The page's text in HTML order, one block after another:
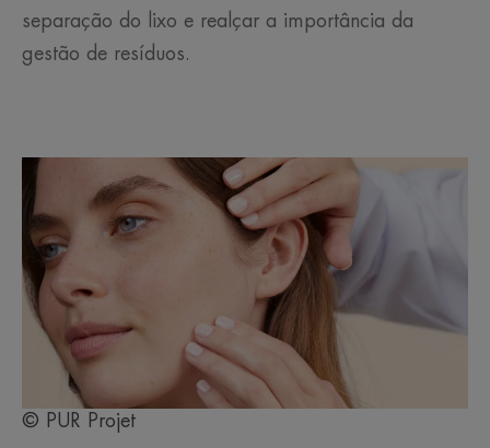
separação do lixo e realçar a importância da
gestão de resíduos.
© PUR Projet